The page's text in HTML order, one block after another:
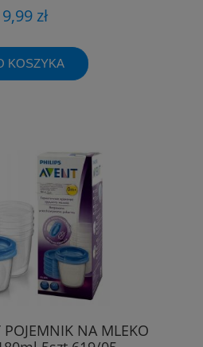
9,99 zł
KOSZYKA
POJEMNIK NA MLEKO